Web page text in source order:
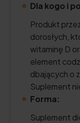
Dla kogo i
Produkt
dorosłych,
witaminę D
element
dbających o
Suplement
Forma:
Suplement